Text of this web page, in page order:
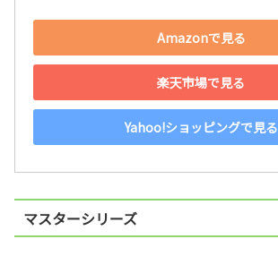
Amazonで見る
楽天市場で見る
Yahoo!ショッピングで見る
マスターシリーズ